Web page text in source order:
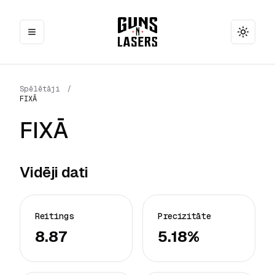
Toggle
Spēlētāji
/
FIXĀ
FIXĀ
Vidēji dati
Reitings
8.87
Precizitāte
5.18%